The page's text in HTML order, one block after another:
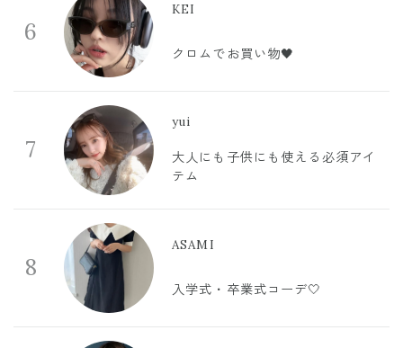
6
KEI
クロムでお買い物🖤
7
yui
大人にも子供にも使える必須アイ
テム
8
ASAMI
入学式・卒業式コーデ🤍